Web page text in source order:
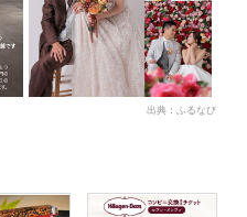
出典：ふるなび